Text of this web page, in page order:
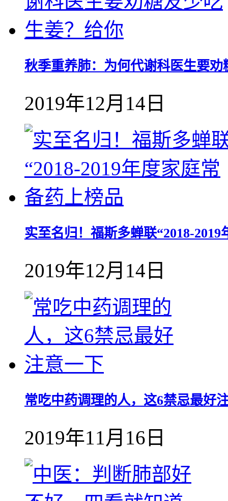
秋季重养肺：为何代谢科医生要
2019年12月14日
实至名归！福斯多蝉联“2018-
2019年12月14日
常吃中药调理的人，这6禁忌最好
2019年11月16日